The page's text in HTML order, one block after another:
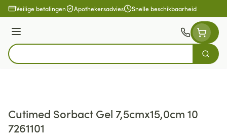
Ga naar de inhoud
Veilige betalingen Apothekersadvies Snelle beschikbaarheid
Menu
Product, merk, categorie...
Zoek
Cutimed Sorbact Gel 7,5cmx15,0cm 10
7261101